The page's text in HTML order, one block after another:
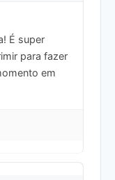
É super
para fazer
em